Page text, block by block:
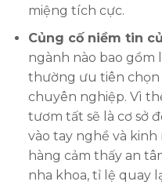
miệng tích cực.
Củng cố niềm tin
ngành nào bao gồm
thường ưu tiên chọn
chuyên nghiệp. Vì
tươm tất sẽ là cơ sở
vào tay nghề và kinh
hàng cảm thấy an
nha khoa, tỉ lệ quay